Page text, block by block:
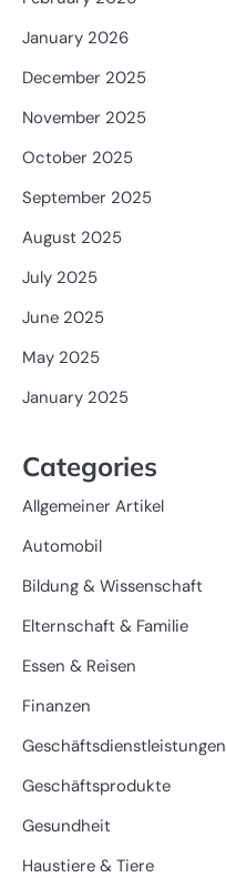
January 2026
December 2025
November 2025
October 2025
September 2025
August 2025
July 2025
June 2025
May 2025
January 2025
Categories
Allgemeiner Artikel
Automobil
Bildung & Wissenschaft
Elternschaft & Familie
Essen & Reisen
Finanzen
Geschäftsdienstleistungen
Geschäftsprodukte
Gesundheit
Haustiere & Tiere